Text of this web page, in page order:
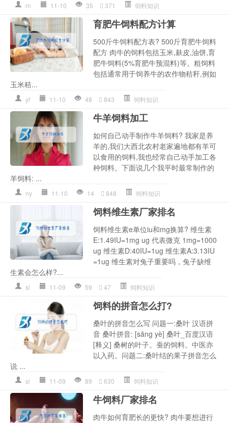
rn 11-10 35 371 饲料知识
育肥牛饲料配方计算
500斤牛饲料配方表? 500斤育肥牛饲料
配方 肉牛的饲料包括玉米,麸皮,油饼,育
肥牛饲料(5%育肥牛预混料)等。粗饲料
包括通常用于饲养牛的农作物秸秆,例如
玉米秸...
yf 11-10 48 843 饲料知识
牛羊饲料加工
如何自己动手制作牛羊饲料? 我家是养
羊的,我们大西北农村老家遍地都有羊可
以食用的饲料,我也经常自己动手加工各
种饲料。下面说几个我平时最常制作的
羊饲料: ...
ny 11-10 14 848 饲料知识
饲料维生素厂家排名
饲料维生素e单位iu和mg换算? 维生素
E:1.49IU=1mg ug 代表微克 1mg=1000
ug 维生素D:40IU=1ug 维生素A:3.13IU
=1ug 维生素对兔子重要吗，兔子缺维
生素会怎么样?...
sl 11-09 59 47 饲料知识
饲料的拼音怎么打?
桑叶的拼音怎么写 问题一:桑叶 汉语拼
音 桑叶拼音: [sāng yè] 桑叶_百度汉语
[释义] 桑树的叶子。蚕的饲料。中医亦
以入药。问题二:桑叶结的果子拼音怎么
说 ...
sl 11-09 89 630 饲料知识
牛饲料厂家排名
肉牛如何育肥长的更快? 肉牛要想进行